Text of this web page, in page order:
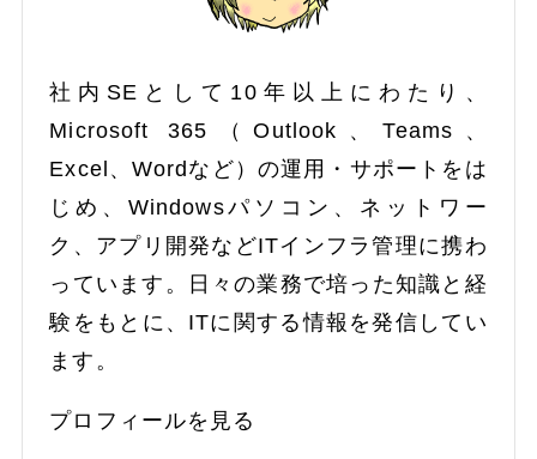
社内SEとして10年以上にわたり、
Microsoft 365（Outlook、Teams、
Excel、Wordなど）の運用・サポートをは
じめ、Windowsパソコン、ネットワー
ク、アプリ開発などITインフラ管理に携わ
っています。日々の業務で培った知識と経
験をもとに、ITに関する情報を発信してい
ます。
プロフィールを見る